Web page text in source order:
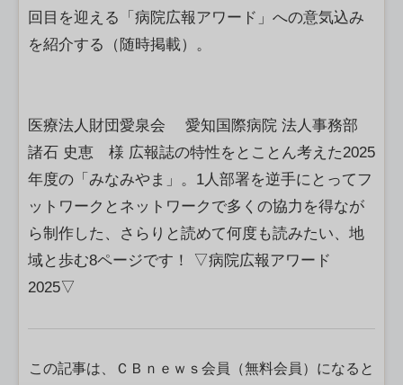
回目を迎える「病院広報アワード」への意気込み
を紹介する（随時掲載）。
医療法人財団愛泉会 愛知国際病院 法人事務部
諸石 史恵 様 広報誌の特性をとことん考えた2025
年度の「みなみやま」。1人部署を逆手にとってフ
ットワークとネットワークで多くの協力を得なが
ら制作した、さらりと読めて何度も読みたい、地
域と歩む8ページです！ ▽病院広報アワード
2025▽
この記事は、ＣＢｎｅｗｓ会員（無料会員）になると